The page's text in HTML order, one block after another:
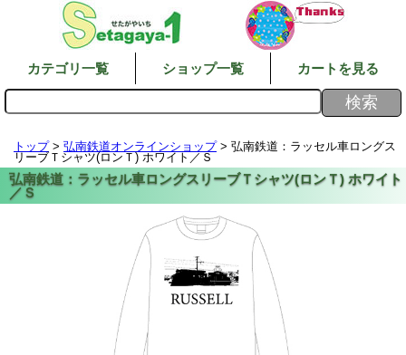
カテゴリ一覧 ショップ一覧 カートを見る
トップ> 弘南鉄道オンラインショップ> 弘南鉄道：ラッセル車ロングス
リーブＴシャツ(ロンＴ) ホワイト／Ｓ